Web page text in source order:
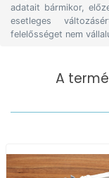
adatait bármikor,
esetleges
felelősséget nem
A